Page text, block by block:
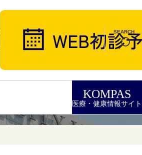
SEARCH
KOMPAS
医療・健康情報サイト